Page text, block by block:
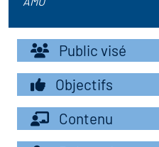
les métiers
clés métiers et
des métiers en
de l'Economie
Solidaire (ESS)
Public visé
Objectifs
Contenu